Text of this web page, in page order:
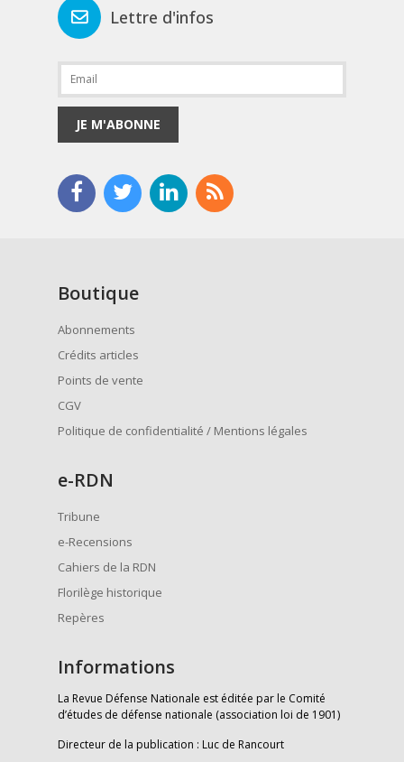
Lettre d'infos
JE M'ABONNE
Boutique
Abonnements
Crédits articles
Points de vente
CGV
Politique de confidentialité / Mentions légales
e-RDN
Tribune
e-Recensions
Cahiers de la RDN
Florilège historique
Repères
Informations
La Revue Défense Nationale est éditée par le Comité
d’études de défense nationale (association loi de 1901)
Directeur de la publication : Luc de Rancourt